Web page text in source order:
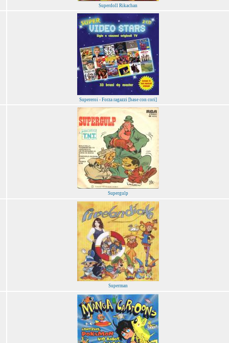
Superdoll Rikachan
Supereroi - Forza ragazzi [base con cori]
Supergulp
Superman